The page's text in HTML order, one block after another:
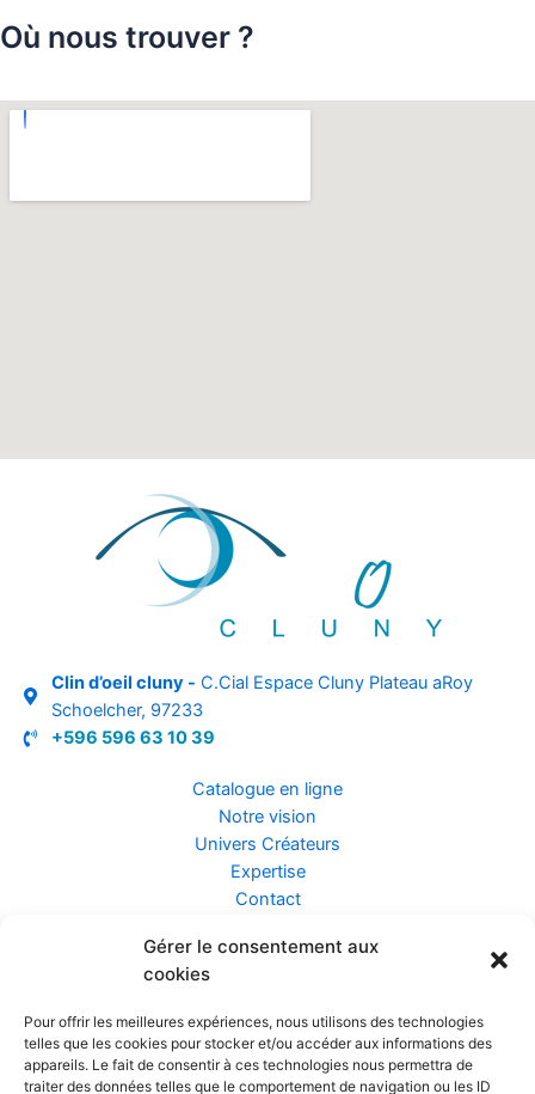
Gérer le consentement aux
cookies
Pour offrir les meilleures expériences, nous utilisons des technologies
telles que les cookies pour stocker et/ou accéder aux informations des
appareils. Le fait de consentir à ces technologies nous permettra de
traiter des données telles que le comportement de navigation ou les ID
Où nous trouver ?
Clin d’oeil cluny - C.Cial Espace Cluny Plateau aRoy
Schoelcher, 97233
+596 596 63 10 39
Catalogue en ligne
Notre vision
Univers Créateurs
Expertise
Contact
Assurance ZEN
Confidentialité et Données
Conditions Générales de Vente